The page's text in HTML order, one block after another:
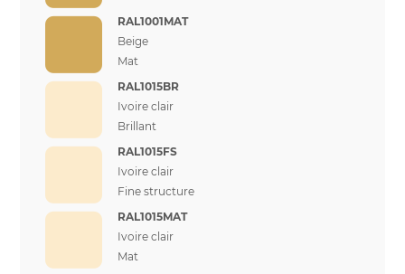
RAL1001MAT
Beige
Mat
RAL1015BR
Ivoire clair
Brillant
RAL1015FS
Ivoire clair
Fine structure
RAL1015MAT
Ivoire clair
Mat